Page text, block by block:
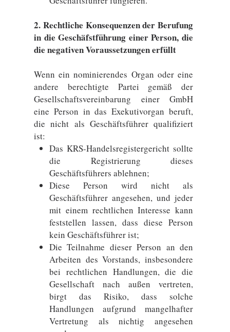
2. Rechtliche Konsequenzen der Berufung
in die Geschäfstführung einer Person, die
die negativen Voraussetzungen erfüllt
Wenn ein nominierendes Organ oder eine
andere berechtigte Partei gemäß der
Gesellschaftsvereinbarung einer GmbH
eine Person in das Exekutivorgan beruft,
die nicht als Geschäftsführer qualifiziert
ist:
Das KRS-Handelsregistergericht sollte
die Registrierung dieses
Geschäftsführers ablehnen;
Diese Person wird nicht als
Geschäftsführer angesehen, und jeder
mit einem rechtlichen Interesse kann
feststellen lassen, dass diese Person
kein Geschäftsführer ist;
Die Teilnahme dieser Person an den
Arbeiten des Vorstands, insbesondere
bei rechtlichen Handlungen, die die
Gesellschaft nach außen vertreten,
birgt das Risiko, dass solche
Handlungen aufgrund mangelhafter
Vertretung als nichtig angesehen